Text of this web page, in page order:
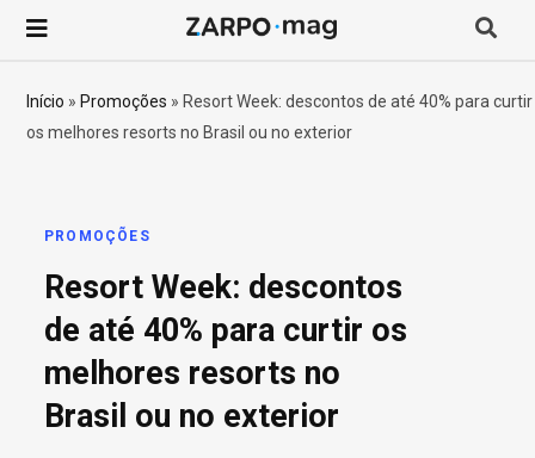
Início » Promoções » Resort Week: descontos de até 40% para curtir
os melhores resorts no Brasil ou no exterior
PROMOÇÕES
Resort Week: descontos
de até 40% para curtir os
melhores resorts no
Brasil ou no exterior